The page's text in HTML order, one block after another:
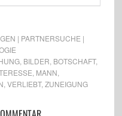
| PARTNERSUCHE |
, BILDER BOTSCHAFT,
MANN
VERLIEBT, ZUNEIGUNG